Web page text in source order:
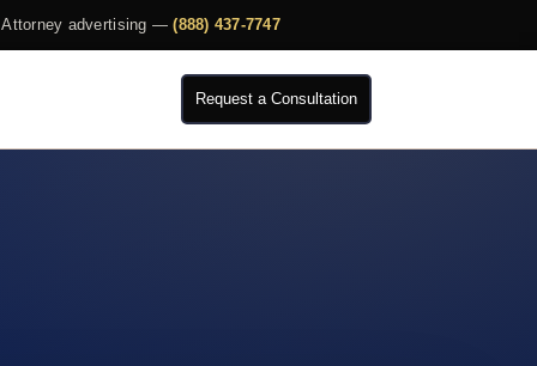
Attorney advertising —(888) 437-7747
Request a Consultation